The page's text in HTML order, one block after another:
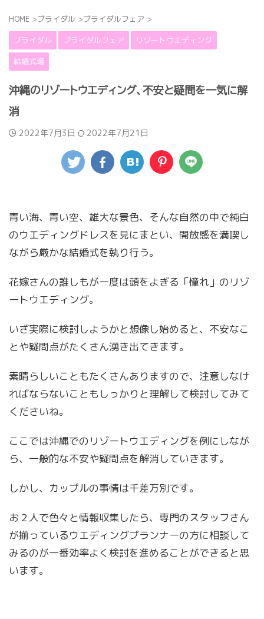
HOME >ブライダル >ブライダルフェア >
ブライダル
ブライダルフェア
リゾートウエディング
結婚式場
沖縄のリゾートウエディング、不安と疑問を一気に解
消
2022年7月3日 2022年7月21日
青い海、青い空、雄大な景色、そんな自然の中で純白
のウエディングドレスを見にまとい、開放感を満喫し
ながら厳かな結婚式を執り行う。
花嫁さんの誰しもが一度は頭をよぎる「憧れ」のリゾ
ートウエディング。
いざ実際に検討しようかと想像し始めると、不安なこ
とや疑問点がたくさん湧き出てきます。
素晴らしいこともたくさんありますので、注意しなけ
ればならないこともしっかりと理解して検討してみて
くださいね。
ここでは沖縄でのリゾートウエディングを例にしなが
ら、一般的な不安や疑問点を解消していきます。
しかし、カップルの事情は千差万別です。
お２人で色々と情報収集したら、専門のスタッフさん
が揃っているウエディングプランナーの方に相談して
みるのが一番効率よく検討を進めることができると思
います。